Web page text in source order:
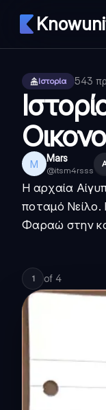
Ιστορία 543
M Mars
@itsm4rsss
Η αρχαία
ποταμό Νείλο.
Φαραώ στην
1 of 4